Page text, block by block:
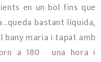
en un bol fins que
bastant líquida,
maria i tapat amb
a 180º una hora i